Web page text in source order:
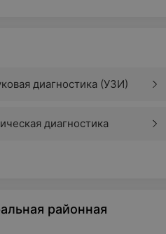
диагностика (УЗИ)
диагностика
районная